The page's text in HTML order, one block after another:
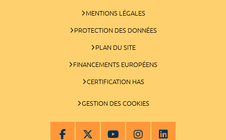
MENTIONS LÉGALES
PROTECTION DES DONNÉES
PLAN DU SITE
FINANCEMENTS EUROPÉENS
CERTIFICATION HAS
GESTION DES COOKIES